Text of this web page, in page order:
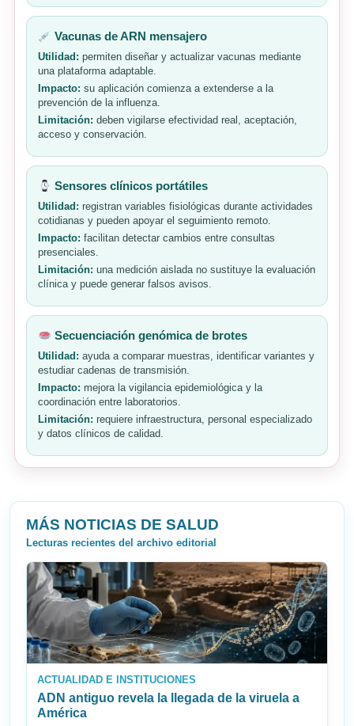
Vacunas de ARN mensajero
Utilidad: permiten diseñar y actualizar vacunas mediante
una plataforma adaptable.
Impacto: su aplicación comienza a extenderse a la
prevención de la influenza.
Limitación: deben vigilarse efectividad real, aceptación,
acceso y conservación.
Sensores clínicos portátiles
Utilidad: registran variables fisiológicas durante actividades
cotidianas y pueden apoyar el seguimiento remoto.
Impacto: facilitan detectar cambios entre consultas
presenciales.
Limitación: una medición aislada no sustituye la evaluación
clínica y puede generar falsos avisos.
Secuenciación genómica de brotes
Utilidad: ayuda a comparar muestras, identificar variantes y
estudiar cadenas de transmisión.
Impacto: mejora la vigilancia epidemiológica y la
coordinación entre laboratorios.
Limitación: requiere infraestructura, personal especializado
y datos clínicos de calidad.
MÁS NOTICIAS DE SALUD
Lecturas recientes del archivo editorial
ACTUALIDAD E INSTITUCIONES
ADN antiguo revela la llegada de la viruela a
América